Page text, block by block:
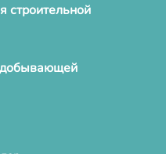
строительной